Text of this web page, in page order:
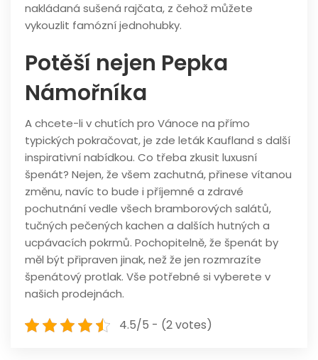
nakládaná sušená rajčata, z čehož můžete
vykouzlit famózní jednohubky.
Potěší nejen Pepka
Námořníka
A chcete-li v chutích pro Vánoce na přímo
typických pokračovat, je zde leták Kaufland s další
inspirativní nabídkou. Co třeba zkusit luxusní
špenát? Nejen, že všem zachutná, přinese vítanou
změnu, navíc to bude i příjemné a zdravé
pochutnání vedle všech bramborových salátů,
tučných pečených kachen a dalších hutných a
ucpávacích pokrmů. Pochopitelně, že špenát by
měl být připraven jinak, než že jen rozmrazíte
špenátový protlak. Vše potřebné si vyberete v
našich prodejnách.
4.5/5 - (2 votes)